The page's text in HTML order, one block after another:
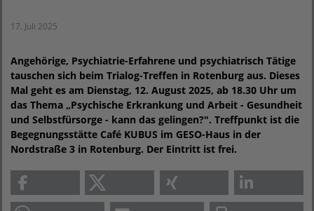
17. Juli 2025
Angehörige, Psychiatrie-Erfahrene und psychiatrisch Tätige
tauschen sich beim Trialog-Treffen in Rotenburg aus. Dieses
Mal geht es am Dienstag, 12. August 2025, ab 18.30 Uhr um
das Thema „Psychische Erkrankung und Arbeit - Gesundheit
und Selbstfürsorge - kann das gelingen?". Treffpunkt ist die
Begegnungsstätte Café KUBUS im GESO-Haus in der
Nordstraße 3 in Rotenburg. Der Eintritt ist frei.